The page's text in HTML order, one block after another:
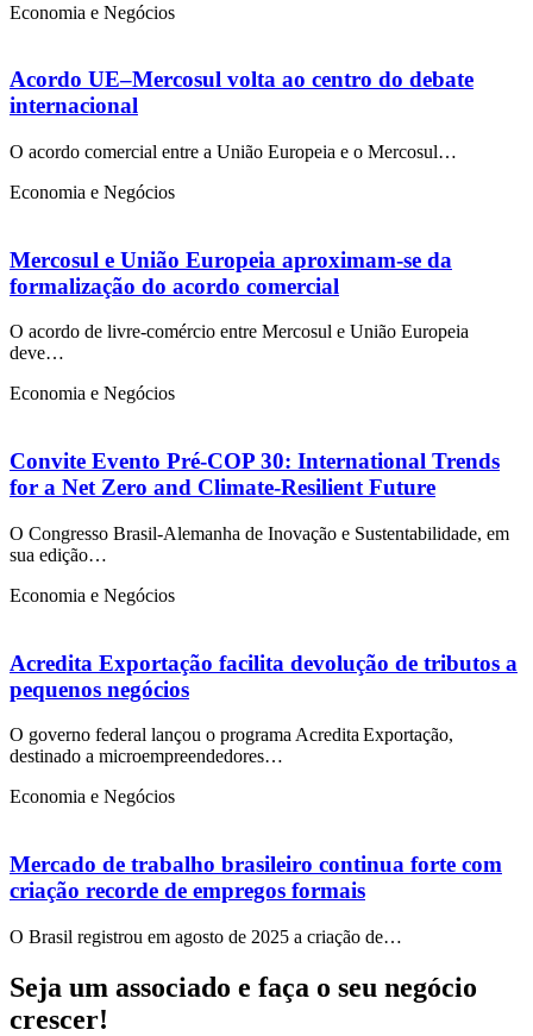
Economia e Negócios
Acordo UE–Mercosul volta ao centro do debate
internacional
O acordo comercial entre a União Europeia e o Mercosul…
Economia e Negócios
Mercosul e União Europeia aproximam-se da
formalização do acordo comercial
O acordo de livre-comércio entre Mercosul e União Europeia
deve…
Economia e Negócios
Convite Evento Pré-COP 30: International Trends
for a Net Zero and Climate-Resilient Future
O Congresso Brasil-Alemanha de Inovação e Sustentabilidade, em
sua edição…
Economia e Negócios
Acredita Exportação facilita devolução de tributos a
pequenos negócios
O governo federal lançou o programa Acredita Exportação,
destinado a microempreendedores…
Economia e Negócios
Mercado de trabalho brasileiro continua forte com
criação recorde de empregos formais
O Brasil registrou em agosto de 2025 a criação de…
Seja um associado e faça o seu negócio
crescer!